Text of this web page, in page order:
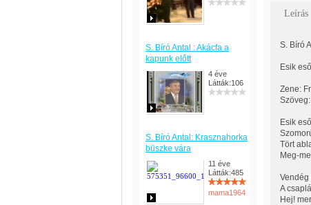
S. Bíró Antal : Akácfa a
kapunk előtt
4 éve
Látták:106
S. Bíró Antal: Krasznahorka
büszke vára
11 éve
Látták:485
mama1964
Leírás
S. Bíró
Esik
Zene:
Esik
Tört
Meg-
Vendég
A
Hej!